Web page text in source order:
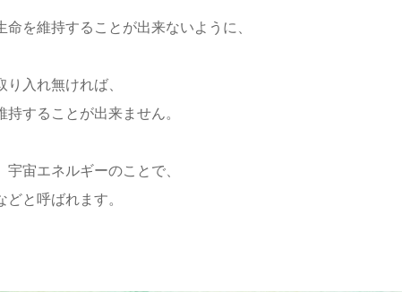
命を維持することが出来ないように、
入れ無ければ、
することが出来ません。
宙エネルギーのことで、
と呼ばれます。